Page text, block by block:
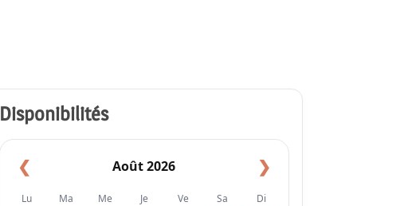
Disponibilités
❮ Août 2026 ❯
Lu Ma Me Je Ve Sa Di